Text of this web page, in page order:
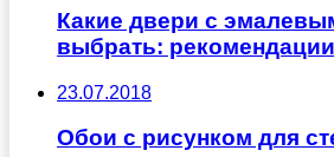
Какие двери с
выбрать:
23.07.2018
Обои с рисунком для